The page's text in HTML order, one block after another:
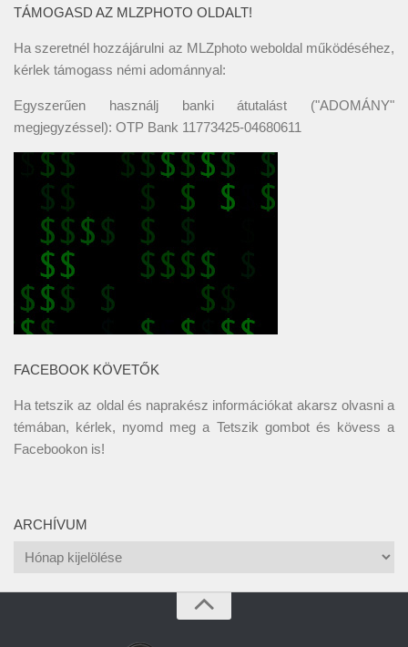
TÁMOGASD AZ MLZPHOTO OLDALT!
Ha szeretnél hozzájárulni az MLZphoto weboldal működéséhez,
kérlek támogass némi adománnyal:
Egyszerűen használj banki átutalást ("ADOMÁNY"
megjegyzéssel): OTP Bank 11773425-04680611
FACEBOOK KÖVETŐK
Ha tetszik az oldal és naprakész információkat akarsz olvasni a
témában, kérlek, nyomd meg a Tetszik gombot és kövess a
Facebookon is!
ARCHÍVUM
Archívum